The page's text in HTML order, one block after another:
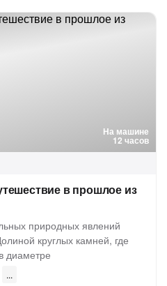
На машине
12 часов
в прошлое из
природных явлений
круглых камней, где
диаметре